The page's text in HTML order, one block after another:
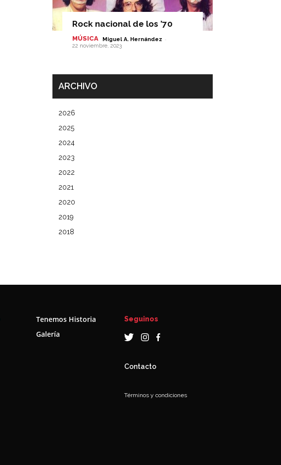
Rock nacional de los ’70
MÚSICA Miguel A. Hernández -
22 noviembre, 2023
ARCHIVO
2026
2025
2024
2023
2022
2021
2020
2019
2018
Tenemos Historia
Galería
Seguinos
Contacto
Términos y condiciones